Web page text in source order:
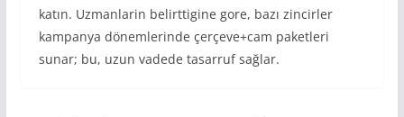
katın. Uzmanlarin belirttigine gore, bazı zincirler
kampanya dönemlerinde çerçeve+cam paketleri
sunar; bu, uzun vadede tasarruf sağlar.